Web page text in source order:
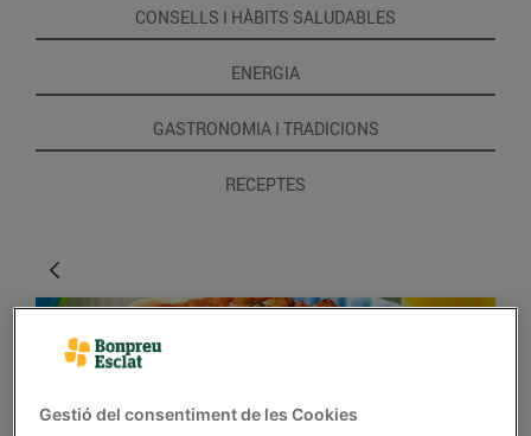
CONSELLS I HÀBITS SALUDABLES
ENERGIA
GASTRONOMIA I TRADICIONS
RECEPTES
Gestió del consentiment de les Cookies